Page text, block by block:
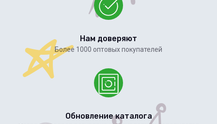
Нам доверяют
Более 1000 оптовых покупателей
Обновление каталога